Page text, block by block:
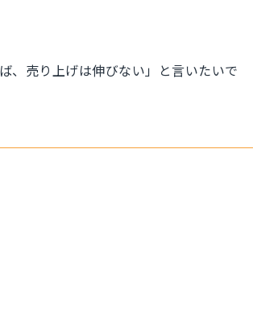
、売り上げは伸びない」と言いたいで